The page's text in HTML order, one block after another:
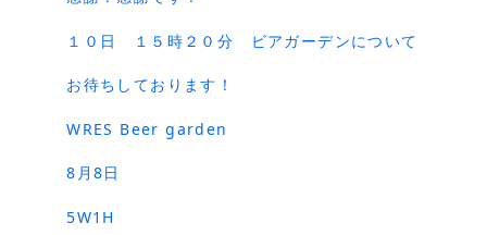
１０日 １５時２０分 ビアガーデンについて
お待ちしております！
WRES Beer garden
8月8日
5W1H